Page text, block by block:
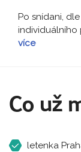
Po snídani,
individuálního
více
Co už
letenka